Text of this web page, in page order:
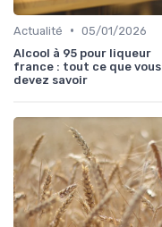
Actualité • 05/01/2026
Alcool à 95 pour liqueur
france : tout ce que vous
devez savoir